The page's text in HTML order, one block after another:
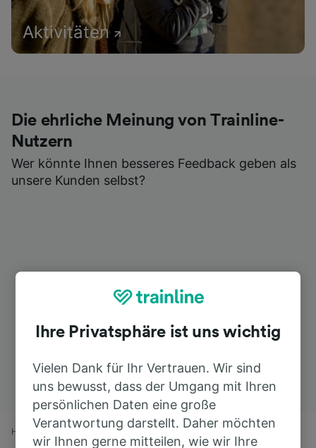
Aktivitäten
Die ehrliche Meinung von Trainline-
Nutzern
Wer könnte Ihnen besseres Feedback geben als
unsere Kunden selbst?
Home Bahnfahrplan Aalter nach Flughafen Brüssel Zaventem
Ihre Privatsphäre ist uns wichtig
Vielen Dank für Ihr Vertrauen. Wir sind
uns bewusst, dass der Umgang mit Ihren
persönlichen Daten eine große
Verantwortung darstellt. Daher möchten
wir Ihnen gerne mitteilen, wie wir Ihre